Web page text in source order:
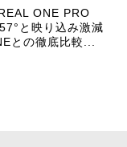
ONE PRO
と映り込み激減
との徹底比較...